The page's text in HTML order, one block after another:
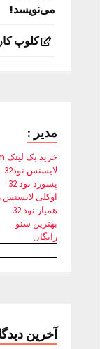
می‌نویسد!
کلوپ
مدیر :
خرید بک لینک behtarinbacklink.com
لایسنس نود32
پسورد نود 32
اوکلی لایسنس
همیار نود 32
بهترین سئو
رایگان
آخرین